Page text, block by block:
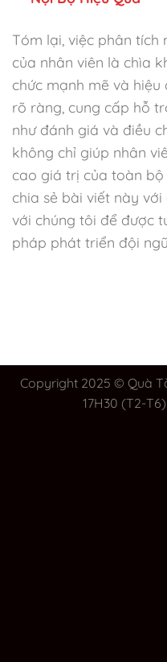
Tóm lại, việc phân
của nhân viên là chìa
chức mạnh mẽ và
rõ ràng, cung cấp hỗ
như đánh giá và điều
không chỉ giúp nhân
cao giá trị của toàn
chia sẻ bài viết này
với chúng tôi để được
pháp phát triển đội
Copyright 2025 © Quà
17H30 (T2-